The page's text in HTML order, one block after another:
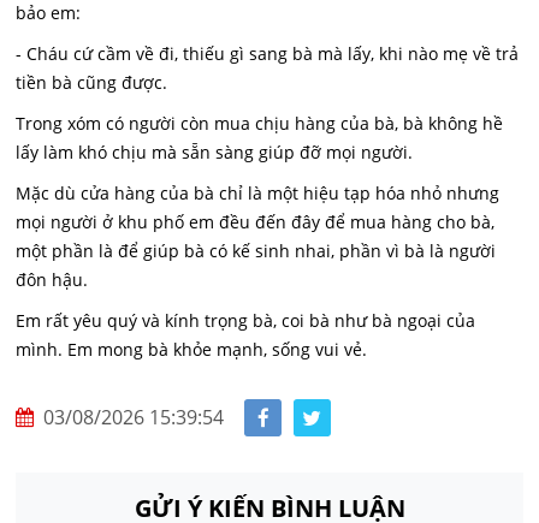
bảo em:
- Cháu cứ cầm về đi, thiếu gì sang bà mà lấy, khi nào mẹ về trả
tiền bà cũng được.
Trong xóm có người còn mua chịu hàng của bà, bà không hề
lấy làm khó chịu mà sẵn sàng giúp đỡ mọi người.
Mặc dù cửa hàng của bà chỉ là một hiệu tạp hóa nhỏ nhưng
mọi người ở khu phố em đều đến đây để mua hàng cho bà,
một phần là để giúp bà có kế sinh nhai, phần vì bà là người
đôn hậu.
Em rất yêu quý và kính trọng bà, coi bà như bà ngoại của
mình. Em mong bà khỏe mạnh, sống vui vẻ.
03/08/2026 15:39:54
GỬI Ý KIẾN BÌNH LUẬN